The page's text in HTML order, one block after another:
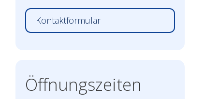
Kontaktformular
Öffnungszeiten